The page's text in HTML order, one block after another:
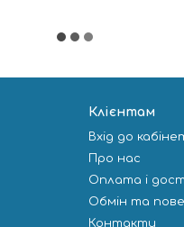
Клієнтам
Вхід до
Про нас
Оплата і
Обмін та
Контакти